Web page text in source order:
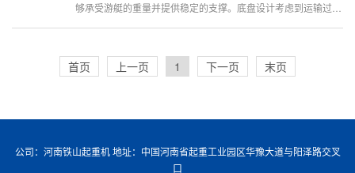
够承受游艇的重量并提供稳定的支撑。底盘设计考虑到运输过程
首页 上一页 1 下一页 末页
公司：河南铁山起重机 地址：中国河南省起重工业园区华豫大道与阳泽路交叉
口